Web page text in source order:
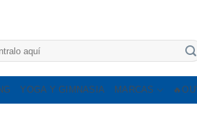
YOGA Y GIMNASIA MARCAS